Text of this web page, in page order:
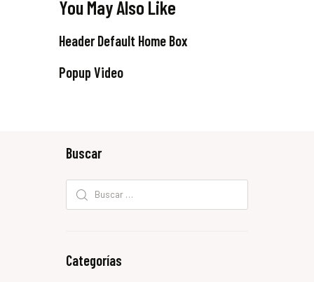
You May Also Like
Header Default Home Box
Popup Video
Buscar
Buscar:
Categorías